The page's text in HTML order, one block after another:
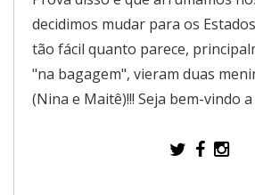
decidimos mudar para os
tão fácil quanto parece,
"na bagagem", vieram duas
(Nina e Maitê)!!! Seja bem-vindo a